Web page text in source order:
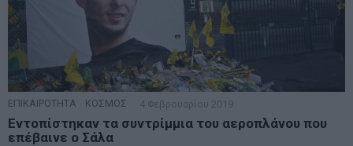
ΕΠΙΚΑΙΡΟΤΗΤΑ ΚΟΣΜΟΣ 4 Φεβρουαρίου 2019
Εντοπίστηκαν τα συντρίμμια του αεροπλάνου που
επέβαινε ο Σάλα